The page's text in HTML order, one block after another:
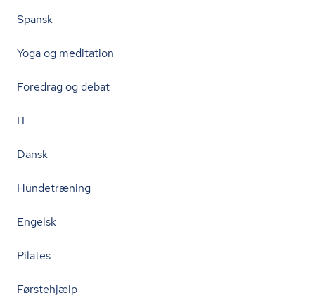
Spansk
Yoga og meditation
Foredrag og debat
IT
Dansk
Hundetræning
Engelsk
Pilates
Førstehjælp